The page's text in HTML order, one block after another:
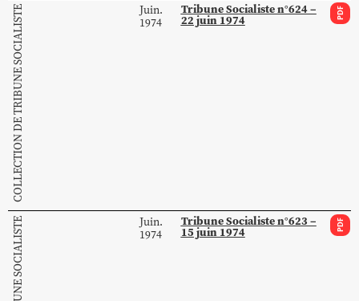
COLLECTION DE TRIBUNE SOCIALISTE
Juin.
1974
Tribune Socialiste n°624 –
22 juin 1974 PDF
Juin.
1974
Tribune Socialiste n°623 –
15 juin 1974 PDF